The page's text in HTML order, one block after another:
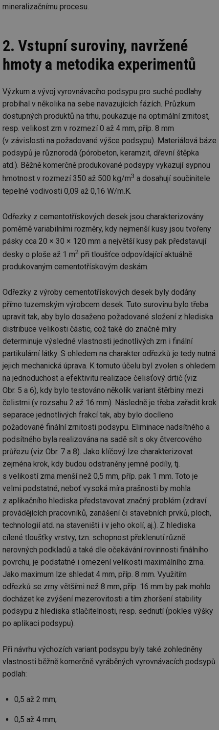
mineralizačnímu procesu.
2. Vstupní suroviny, navržené
hmoty a metodika experimentů
Výzkum a vývoj vyrovnávacího podsypu pro suché podlahy
probíhal v několika na sebe navazujících fázích. Průzkum
dostupných produktů na trhu, poukazuje na optimální zrnitost,
resp. velikost zrn v rozmezí 0 až 4 mm, příp. 8 mm
(v závislosti na požadované výšce podsypu). Materiálová báze
podsypů je různorodá (pórobeton, keramzit, dřevní štěpka
atd.). Běžně komerčně produkované podsypy vykazují sypnou
hmotnost v rozmezí 350 až 500 kg/m3 a dosahují součinitele
tepelné vodivosti 0,09 až 0,16 W/m.K.
Odřezky z cementotřískových desek jsou charakterizovány
poměrně variabilními rozměry, kdy nejmenší kusy jsou tvořeny
pásky cca 20 × 30 × 120 mm a největší kusy pak představují
desky o ploše až 1 m2 při tloušťce odpovídající aktuálně
produkovaným cementotřískovým deskám.
Odřezky z výroby cementotřískových desek byly dodány
přímo tuzemským výrobcem desek. Tuto surovinu bylo třeba
upravit tak, aby bylo dosaženo požadované složení z hlediska
distribuce velikosti částic, což také do značné míry
determinuje výsledné vlastnosti jednotlivých zrn i finální
partikulární látky. S ohledem na charakter odřezků je tedy nutná
jejich mechanická úprava. K tomuto účelu byl zvolen s ohledem
na jednoduchost a efektivitu realizace čelisťový drtič (viz
Obr. 5 a 6), kdy bylo testováno několik variant štěrbiny mezi
čelistmi (v rozsahu 2 až 16 mm). Následně je třeba zařadit krok
separace jednotlivých frakcí tak, aby bylo docíleno
požadované finální zrnitosti podsypu. Eliminace nadsítného a
podsítného byla realizována na sadě sít s oky čtvercového
průřezu (viz Obr. 7 a 8). Jako klíčový lze charakterizovat
zejména krok, kdy budou odstraněny jemné podíly, tj.
s velikostí zrna menší než 0,5 mm, příp. pak 1 mm. Toto je
velmi podstatné, neboť vysoká míra prašnosti by mohla
z aplikačního hlediska představovat značný problém (zdraví
provádějících pracovníků, zanášení či stavebních prvků, ploch,
technologií atd. na staveništi i v jeho okolí, aj.). Z hlediska
cílené tloušťky vrstvy, tzn. schopnost překlenutí různě
nerovných podkladů a také dle očekávání rovinnosti finálního
povrchu, je podstatné i omezení velikosti maximálního zrna.
Jako maximum lze shledat 4 mm, příp. 8 mm. Využitím
odřezků se zrny většími než 8 mm, příp. 16 mm by pak mohlo
docházet ke zvýšení mezerovitosti a tím zhoršení stability
podsypu z hlediska stlačitelnosti, resp. sednutí (pokles výšky
po aplikaci podsypu).
Při návrhu výchozích variant podsypu byly také zohledněny
vlastnosti běžně komerčně vyráběných vyrovnávacích podsypů
podlah:
0,5 až 2 mm;
0,5 až 4 mm;